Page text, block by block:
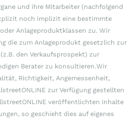
und ihre Mitarbeiter (nachfolgend
noch implizit eine bestimmte
Anlageproduktklassen zu. Wir
die zum Anlageprodukt gesetzlich zur
den Verkaufsprospekt) zur
Berater zu konsultieren.Wir
Richtigkeit, Angemessenheit,
zur Verfügung gestellten
veröffentlichten Inhalte
so geschieht dies auf eigenes